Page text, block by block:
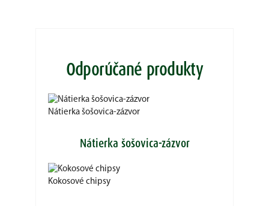
Odporúčané produkty
Nátierka šošovica-zázvor
Nátierka šošovica-zázvor
Kokosové chipsy